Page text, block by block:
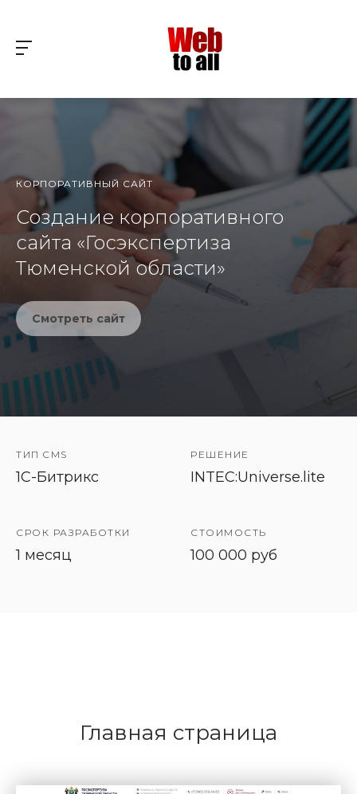
КОРПОРАТИВНЫЙ САЙТ
Создание корпоративного
сайта «Госэкспертиза
Тюменской области»
Смотреть сайт
ТИП CMS
1C-Битрикс
РЕШЕНИЕ
INTEC:Universe.lite
СРОК РАЗРАБОТКИ
1 месяц
СТОИМОСТЬ
100 000 руб
Главная страница